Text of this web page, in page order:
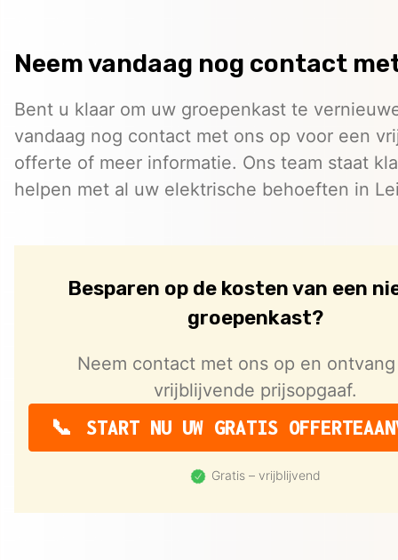
Neem vandaag nog contact
Bent u klaar om uw groepenkast te
vandaag nog contact met ons op voor een
offerte of meer informatie. Ons team staat
helpen met al uw elektrische behoeften in
Besparen op de kosten van een
groepenkast?
Neem contact met ons op en
vrijblijvende prijsopgaaf.
START NU UW GRATIS
Gratis – vrijblijvend